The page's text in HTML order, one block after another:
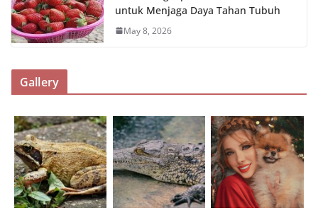
untuk Menjaga Daya Tahan Tubuh
May 8, 2026
Gallery